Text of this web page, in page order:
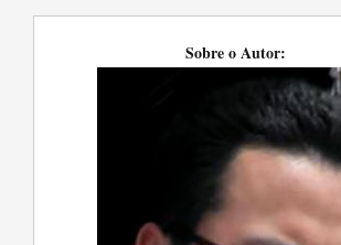
Sobre o Autor: